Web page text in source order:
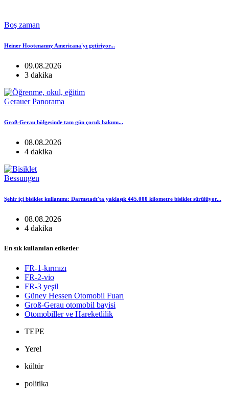
Boş zaman
Heiner Hootenanny Americana'yı getiriyor...
09.08.2026
3 dakika
Gerauer Panorama
Groß-Gerau bölgesinde tam gün çocuk bakımı...
08.08.2026
4 dakika
Bessungen
Şehir içi bisiklet kullanımı: Darmstadt'ta yaklaşık 445.000 kilometre bisiklet sürülüyor...
08.08.2026
4 dakika
En sık kullanılan etiketler
FR-1-kırmızı
FR-2-vio
FR-3 yeşil
Güney Hessen Otomobil Fuarı
Groß-Gerau otomobil bayisi
Otomobiller ve Hareketlilik
TEPE
Yerel
kültür
politika